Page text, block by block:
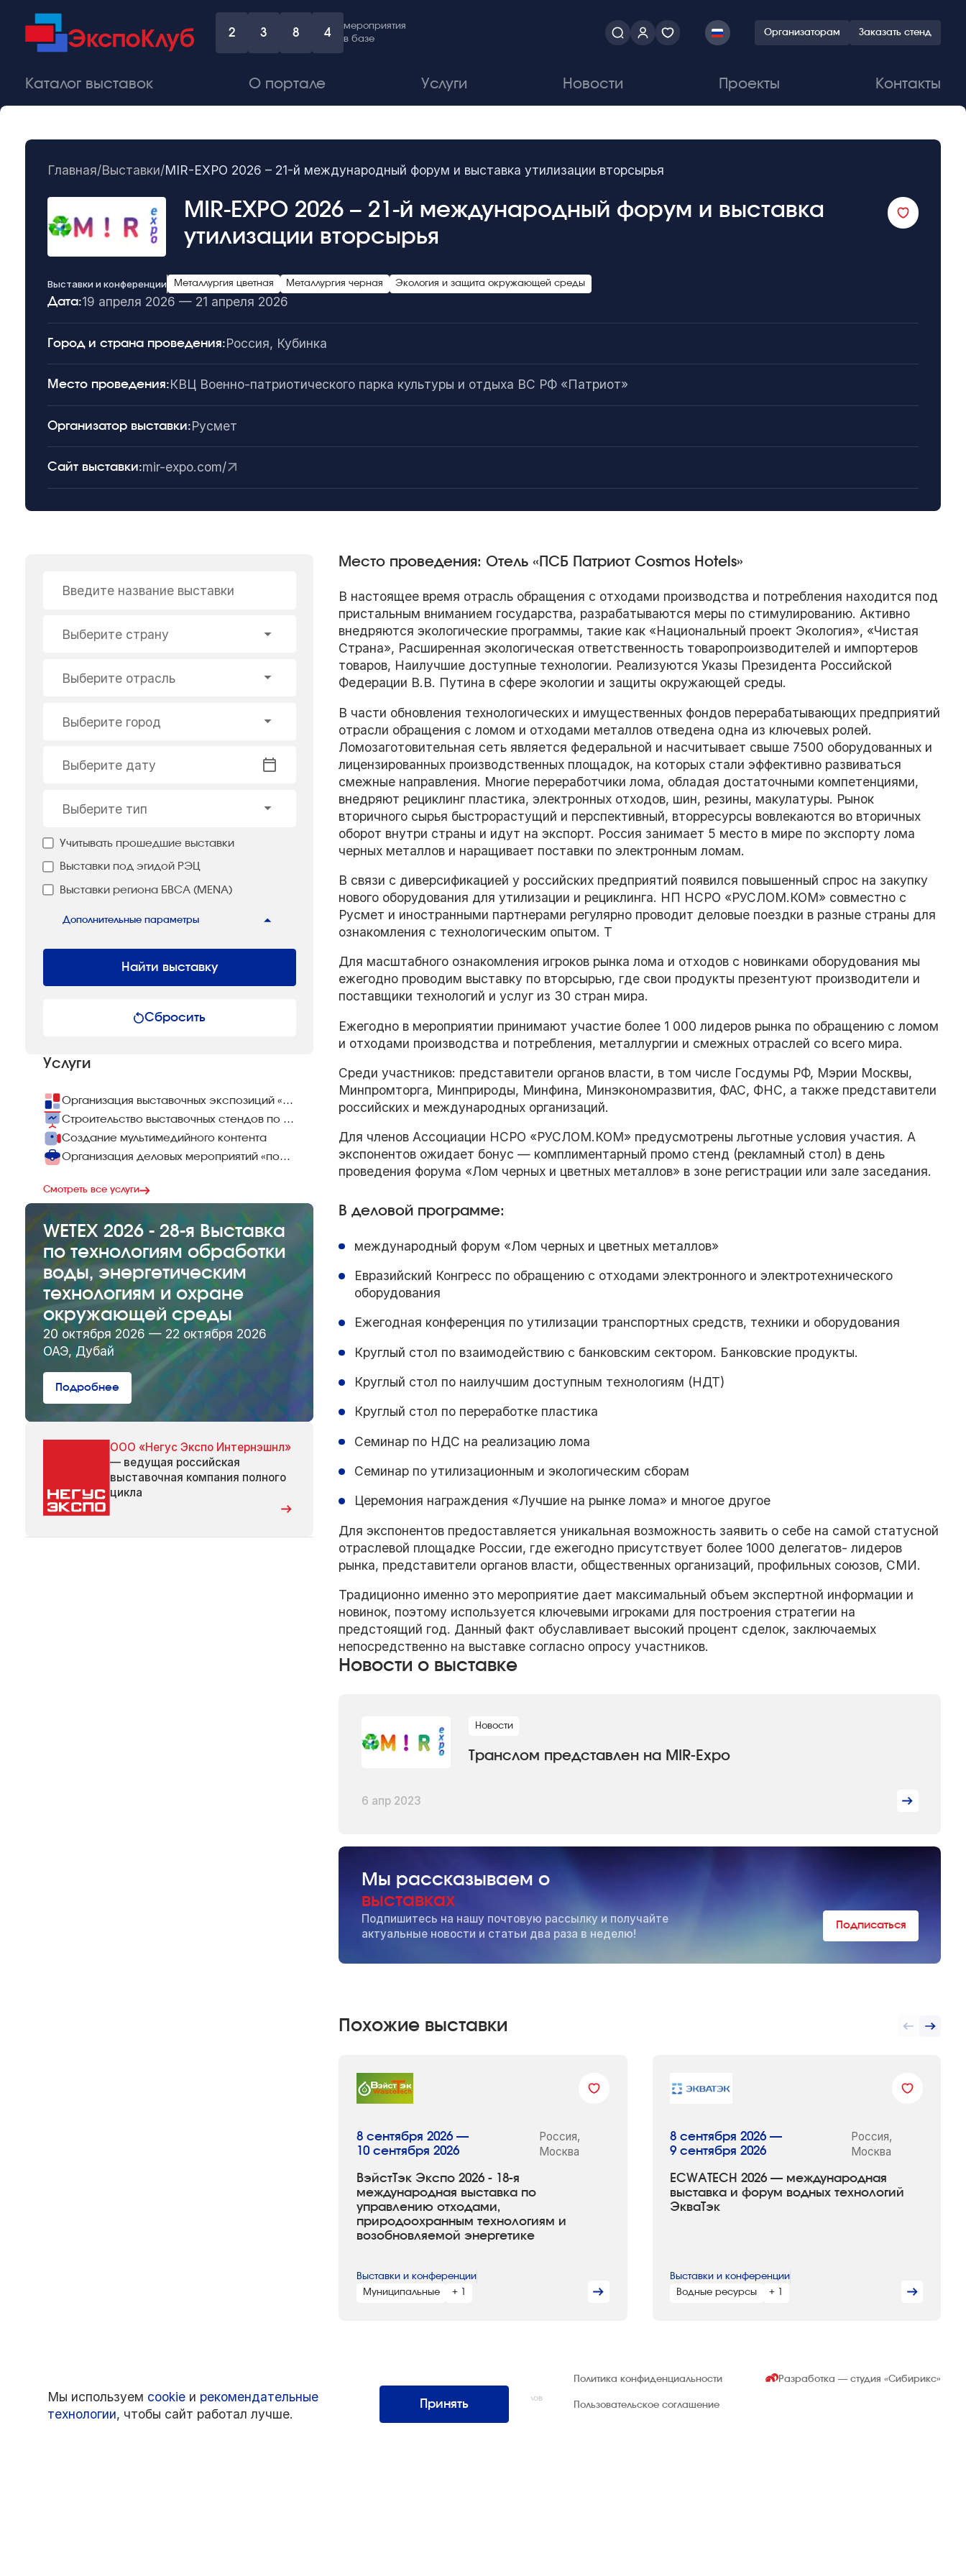
2 3 8 4
мероприятия
в базе
Организаторам Заказать стенд
Каталог выставок О портале Услуги Новости Проекты Контакты
Главная/Выставки/MIR-EXPO 2026 – 21-й международный форум и выставка утилизации вторсырья
MIR-EXPO 2026 – 21-й международный форум и выставка
утилизации вторсырья
Выставки и конференции Металлургия цветная Металлургия черная Экология и защита окружающей среды
Дата:19 апреля 2026 — 21 апреля 2026
Город и страна проведения:Россия, Кубинка
Место проведения:КВЦ Военно-патриотического парка культуры и отдыха ВС РФ «Патриот»
Организатор выставки:Русмет
Сайт выставки:mir-expo.com/
Введите название выставки
Выберите страну
Выберите отрасль
Выберите город
Выберите дату
Выберите тип
Учитывать прошедшие выставки
Выставки под эгидой РЭЦ
Выставки региона БВСА (MENA)
Дополнительные параметры
Найти выставку
Сбросить
Услуги
Организация выставочных экспозиций «под ключ»
Строительство выставочных стендов по всему миру
Создание мультимедийного контента
Организация деловых мероприятий «под ключ»
Смотреть все услуги
WETEX 2026 - 28-я Выставка
по технологиям обработки
воды, энергетическим
технологиям и охране
окружающей среды
20 октября 2026 — 22 октября 2026
ОАЭ, Дубай
Подробнее
ООО «Негус Экспо Интернэшнл»
— ведущая российская
выставочная компания полного
цикла
Место проведения: Отель «ПСБ Патриот Cosmos Hotels»
В настоящее время отрасль обращения с отходами производства и потребления находится под
пристальным вниманием государства, разрабатываются меры по стимулированию. Активно
внедряются экологические программы, такие как «Национальный проект Экология», «Чистая
Страна», Расширенная экологическая ответственность товаропроизводителей и импортеров
товаров, Наилучшие доступные технологии. Реализуются Указы Президента Российской
Федерации В.В. Путина в сфере экологии и защиты окружающей среды.
В части обновления технологических и имущественных фондов перерабатывающих предприятий
отрасли обращения с ломом и отходами металлов отведена одна из ключевых ролей.
Ломозаготовительная сеть является федеральной и насчитывает свыше 7500 оборудованных и
лицензированных производственных площадок, на которых стали эффективно развиваться
смежные направления. Многие переработчики лома, обладая достаточными компетенциями,
внедряют рециклинг пластика, электронных отходов, шин, резины, макулатуры. Рынок
вторичного сырья быстрорастущий и перспективный, вторресурсы вовлекаются во вторичных
оборот внутри страны и идут на экспорт. Россия занимает 5 место в мире по экспорту лома
черных металлов и наращивает поставки по электронным ломам.
В связи с диверсификацией у российских предприятий появился повышенный спрос на закупку
нового оборудования для утилизации и рециклинга. НП НСРО «РУСЛОМ.КОМ» совместно с
Русмет и иностранными партнерами регулярно проводит деловые поездки в разные страны для
ознакомления с технологическим опытом. Т
Для масштабного ознакомления игроков рынка лома и отходов с новинками оборудования мы
ежегодно проводим выставку по вторсырью, где свои продукты презентуют производители и
поставщики технологий и услуг из 30 стран мира.
Ежегодно в мероприятии принимают участие более 1 000 лидеров рынка по обращению с ломом
и отходами производства и потребления, металлургии и смежных отраслей со всего мира.
Среди участников: представители органов власти, в том числе Госдумы РФ, Мэрии Москвы,
Минпромторга, Минприроды, Минфина, Минэкономразвития, ФАС, ФНС, а также представители
российских и международных организаций.
Для членов Ассоциации НСРО «РУСЛОМ.КОМ» предусмотрены льготные условия участия. А
экспонентов ожидает бонус — комплиментарный промо стенд (рекламный стол) в день
проведения форума «Лом черных и цветных металлов» в зоне регистрации или зале заседания.
В деловой программе:
международный форум «Лом черных и цветных металлов»
Евразийский Конгресс по обращению с отходами электронного и электротехнического
оборудования
Ежегодная конференция по утилизации транспортных средств, техники и оборудования
Круглый стол по взаимодействию с банковским сектором. Банковские продукты.
Круглый стол по наилучшим доступным технологиям (НДТ)
Круглый стол по переработке пластика
Семинар по НДС на реализацию лома
Семинар по утилизационным и экологическим сборам
Церемония награждения «Лучшие на рынке лома» и многое другое
Для экспонентов предоставляется уникальная возможность заявить о себе на самой статусной
отраслевой площадке России, где ежегодно присутствует более 1000 делегатов- лидеров
рынка, представители органов власти, общественных организаций, профильных союзов, СМИ.
Традиционно именно это мероприятие дает максимальный объем экспертной информации и
новинок, поэтому используется ключевыми игроками для построения стратегии на
предстоящий год. Данный факт обуславливает высокий процент сделок, заключаемых
непосредственно на выставке согласно опросу участников.
Новости о выставке
Новости
6 апр 2023
Транслом представлен на MIR-Expo
Мы рассказываем о
выставках
Подпишитесь на нашу почтовую рассылку и получайте
актуальные новости и статьи два раза в неделю!
Подписаться
Похожие выставки
ВэйстТэк Экспо 2026 - 18-я
международная выставка по
управлению отходами,
природоохранным технологиям и
возобновляемой энергетике
8 сентября 2026 —
10 сентября 2026
Россия,
Москва
Выставки и конференции
Муниципальные
+ 1
ECWATECH 2026 — международная
выставка и форум водных технологий
ЭкваТэк
8 сентября 2026 —
9 сентября 2026
Россия,
Москва
Выставки и конференции
Водные ресурсы
+ 1
Интернэшнл»
Все права защищены. Использование материалов
возможно только со ссылкой на источник.
Политика конфиденциальности
Пользовательское соглашение
Разработка — студия«Сибирикс»
Мы используем cookie и рекомендательные
технологии, чтобы сайт работал лучше.
Принять